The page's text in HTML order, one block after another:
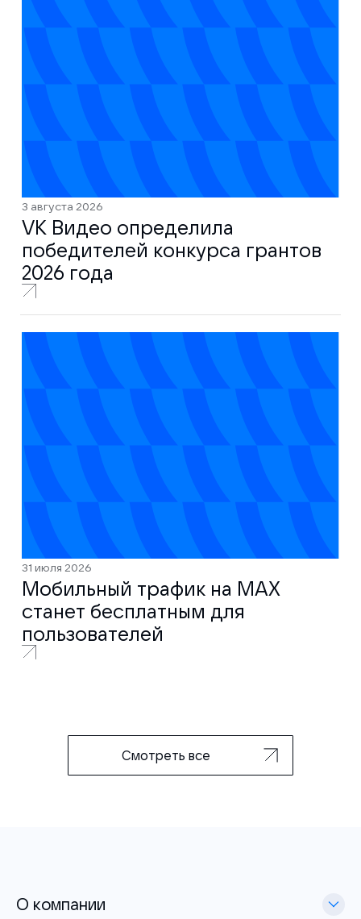
3 августа 2026
VK Видео определила
победителей конкурса грантов
2026 года
31 июля 2026
Мобильный трафик на MAX
станет бесплатным для
пользователей
Смотреть все
О компании